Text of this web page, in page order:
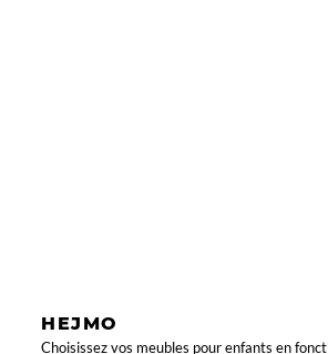
HEJMO
Choisissez vos meubles pour enfants en